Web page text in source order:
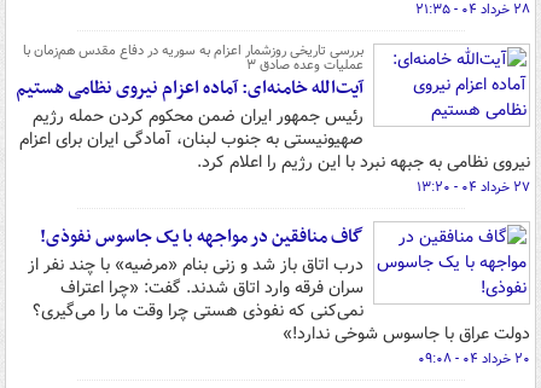
۲۸ خرداد ۰۴ - ۲۱:۳۵
بررسی تاریخی روزشمار اعزام به سوریه در دفاع مقدس هم‌زمان با
عملیات وعده صادق ۳
آیت‌الله خامنه‌ای: آماده اعزام نیروی نظامی هستیم
رئیس جمهور ایران ضمن محکوم کردن حمله رژیم
صهیونیستی به جنوب لبنان، آمادگی ایران برای اعزام
نیروی نظامی به جبهه نبرد با این رژیم را اعلام کرد.
۲۷ خرداد ۰۴ - ۱۳:۲۰
گاف منافقین در مواجهه با یک جاسوس نفوذی!
درب اتاق باز شد و زنی بنام «مرضیه» با چند نفر از
سران فرقه وارد اتاق شدند. گفت: «چرا اعتراف
نمی‌کنی که نفوذی هستی چرا وقت ما را می‌گیری؟
دولت عراق با جاسوس شوخی ندارد!»
۲۰ خرداد ۰۴ - ۰۹:۰۸